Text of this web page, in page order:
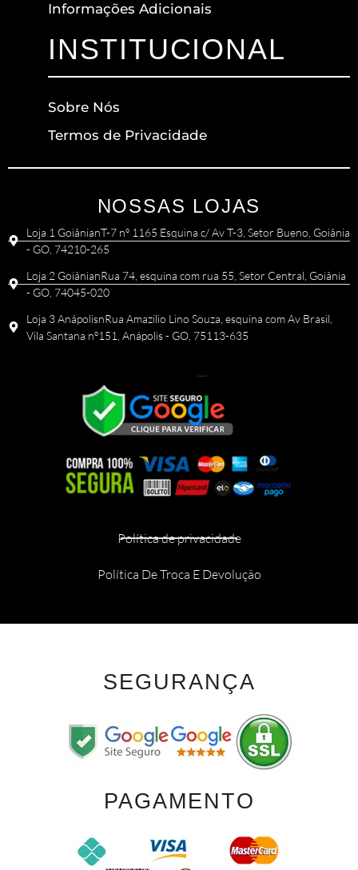
Informações Adicionais
INSTITUCIONAL
Sobre Nós
Termos de Privacidade
NOSSAS LOJAS
Loja 1 GoiânianT-7 nº 1165 Esquina c/ Av T-3, Setor Bueno, Goiânia
- GO, 74210-265
Loja 2 GoiânianRua 74, esquina com rua 55, Setor Central, Goiânia
- GO, 74045-020
Loja 3 AnápolisnRua Amazilio Lino Souza, esquina com Av Brasil,
Vila Santana nº151, Anápolis - GO, 75113-635
Política de privacidade
Política De Troca E Devolução
SEGURANÇA
PAGAMENTO